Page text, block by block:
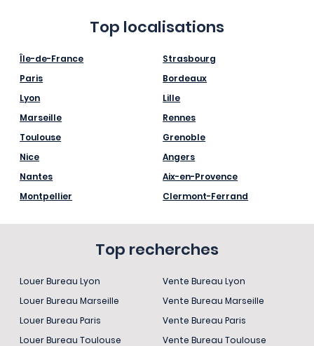
Top localisations
Île-de-France
Paris
Lyon
Marseille
Toulouse
Nice
Nantes
Montpellier
Strasbourg
Bordeaux
Lille
Rennes
Grenoble
Angers
Aix-en-Provence
Clermont-Ferrand
Top recherches
Louer Bureau Lyon
Louer Bureau Marseille
Louer Bureau Paris
Louer Bureau Toulouse
Vente Bureau Lyon
Vente Bureau Marseille
Vente Bureau Paris
Vente Bureau Toulouse